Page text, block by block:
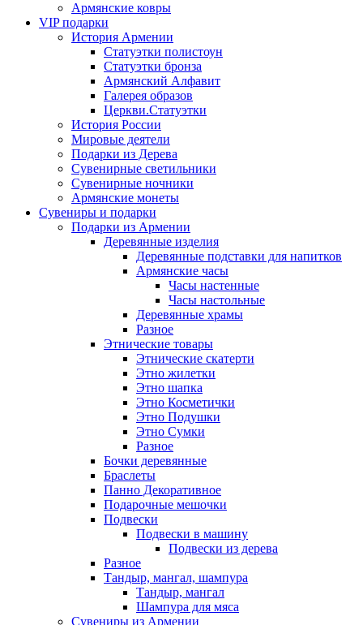
Армянские ковры
VIP подарки
История Армении
Статуэтки полистоун
Статуэтки бронза
Армянский Алфавит
Галерея образов
Церкви.Статуэтки
История России
Мировые деятели
Подарки из Дерева
Сувенирные светильники
Сувенирные ночники
Армянские монеты
Сувениры и подарки
Подарки из Армении
Деревянные изделия
Деревянные подставки для напитков
Армянские часы
Часы настенные
Часы настольные
Деревянные храмы
Разное
Этнические товары
Этнические скатерти
Этно жилетки
Этно шапка
Этно Косметички
Этно Подушки
Этно Сумки
Разное
Бочки деревянные
Браслеты
Панно Декоративное
Подарочные мешочки
Подвески
Подвески в машину
Подвески из дерева
Разное
Тандыр, мангал, шампура
Тандыр, мангал
Шампура для мяса
Сувениры из Армении